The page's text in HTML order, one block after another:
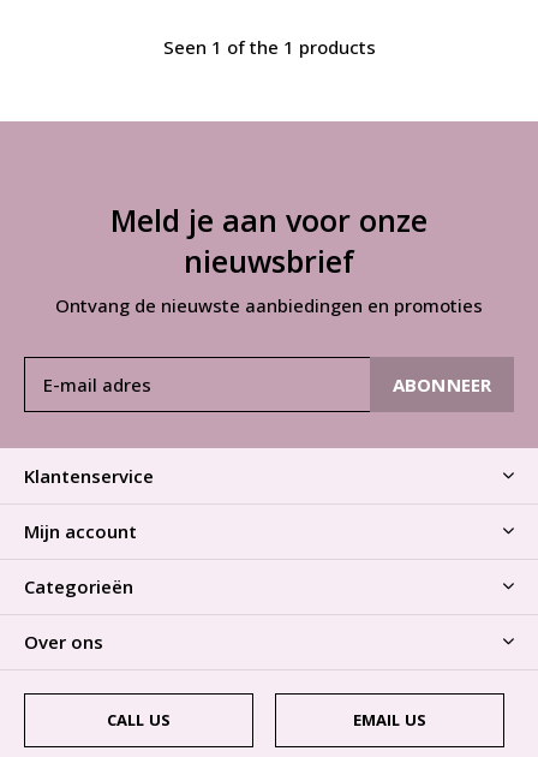
Seen 1 of the 1 products
Meld je aan voor onze
nieuwsbrief
Ontvang de nieuwste aanbiedingen en promoties
ABONNEER
Klantenservice
Mijn account
Categorieën
Over ons
CALL US EMAIL US